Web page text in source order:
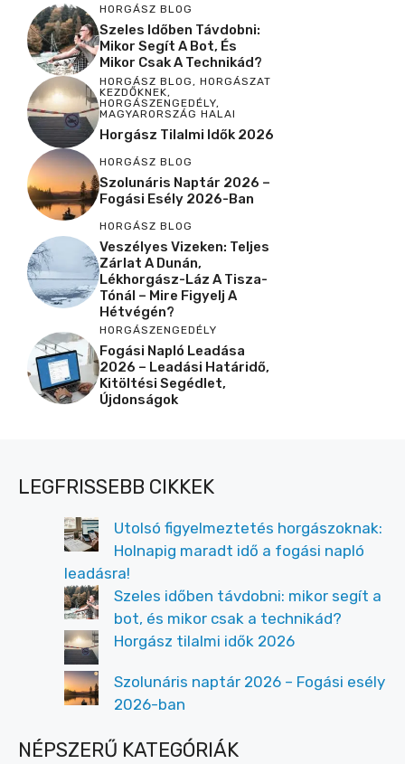
HORGÁSZ BLOG
Szeles Időben Távdobni:
Mikor Segít A Bot, És
Mikor Csak A Technikád?
HORGÁSZ BLOG, HORGÁSZAT
KEZDŐKNEK,
HORGÁSZENGEDÉLY,
MAGYARORSZÁG HALAI
Horgász Tilalmi Idők 2026
HORGÁSZ BLOG
Szolunáris Naptár 2026 –
Fogási Esély 2026-Ban
HORGÁSZ BLOG
Veszélyes Vizeken: Teljes
Zárlat A Dunán,
Lékhorgász-Láz A Tisza-
Tónál – Mire Figyelj A
Hétvégén?
HORGÁSZENGEDÉLY
Fogási Napló Leadása
2026 – Leadási Határidő,
Kitöltési Segédlet,
Újdonságok
LEGFRISSEBB CIKKEK
Utolsó figyelmeztetés horgászoknak:
Holnapig maradt idő a fogási napló
leadásra!
Szeles időben távdobni: mikor segít a
bot, és mikor csak a technikád?
Horgász tilalmi idők 2026
Szolunáris naptár 2026 – Fogási esély
2026-ban
NÉPSZERŰ KATEGÓRIÁK